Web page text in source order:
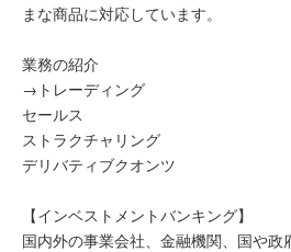
まな商品に対応しています。
業務の紹介
→トレーディング
セールス
ストラクチャリング
デリバティブクオンツ
【インベストメントバンキング】
国内外の事業会社、金融機関、国や